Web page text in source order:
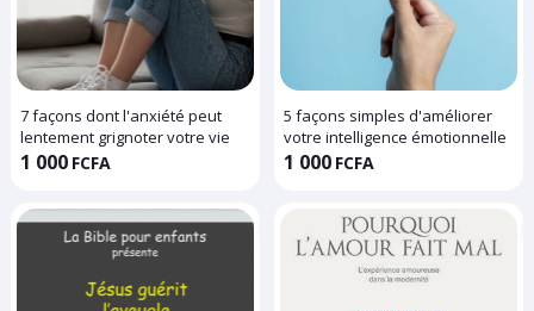
7 façons dont l'anxiété peut
lentement grignoter votre vie
1 000 FCFA
5 façons simples d'améliorer
votre intelligence émotionnelle
1 000 FCFA